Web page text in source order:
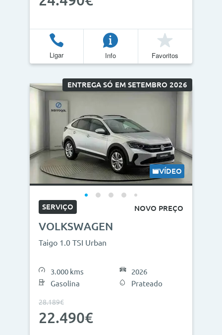
Ligar Info Favoritos
ENTREGA SÓ EM SETEMBRO 2026
VÍDEO
SERVIÇO NOVO PREÇO
VOLKSWAGEN
Taigo 1.0 TSI Urban
3.000 kms
Gasolina
2026
Prateado
28.189€
22.490€